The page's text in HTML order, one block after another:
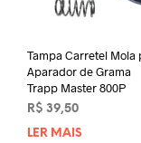
Tampa Carretel Mola
Aparador de Grama
Trapp Master 800P
R$ 39,50
LER MAIS